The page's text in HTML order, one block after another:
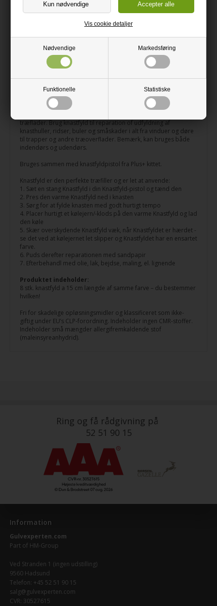
Nødvendige Markedsføring
Funktionelle Statistiske
Vis cookie detaljer
Perfekt til let udbedring af småskader i træoverflader
Har du fået en ridse i dit trægulv eller en mindre bule i døren?
Med Wood Repair knastfyld kan du nemt udbedre skader i
træoverflader, så de næsten bliver usynlige. Denne pakke
knastfyld til flere reparationer af fx dit gulv eller dine møbler.
Perfekt, hvis du vil sikre dig, at du altid har den rigtige farve ved
hånden til fremtidige reparationer.
træflader. Brug knastfyld til reparation of udfyldning af
knasthuller, ridser, buler og småskader i alt fra vinduer og døre
til trapper og andre træoverflader. Bemærk, kan bruges både
indendørs og udendørs.
Bruges sammen med knastfyldpistol fra Plus+ kittet.
Knastfyld er den perfekte træfiller og er let at anvende:
1. Sæt en stang Knastfyld i din Knastfyld-pistol og tænd den
2. Pres den varme Knastfyld ned i knasten
3. Sørg for at fylde knasten med godt hurtigt tempo
4. Placer hurtigt et kølejern/-klods på den varme Knastfyld og lad
den køle
5. Skær overskydende Knastfyld væk, når Knastfyldet er hærdet -
se det ved at kølejernet let slipper og Knastfyldet har en ensartet
farve.
6. Puds derefter reparationen med sandpapir
7. Efterbehandl med olie, lak, bejdse, maling, el. lignende
Produktet indeholder:
8 stk. knastfyld a 15 cm længde af samme farve – du bestemmer
hvilken!
Fri for skadelige opløsningsmidler og klassificeret som ikke-
giftig under EU’s CLP-forordning. Indeholder ingen CMR-stoffer.
Indeholder små mængder allergifremkaldende stof
(maleinsyreanhydrid).
Ring og få rådgivning på
52 51 90 15
Information
Gulvexperten.com
Part of HM-Group
Ved Stranden 1 (ingen udstilling)
9560 Hadsund
Telefon: +45 52 51 90 15
salg@gulvexperten.com
CVR: 30527615